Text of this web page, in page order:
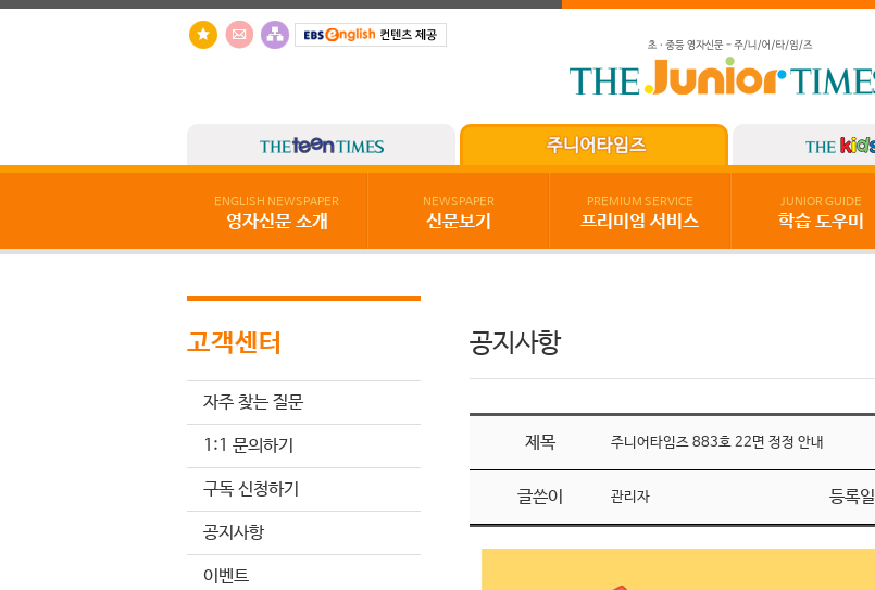
ENGLISH NEWSPAPER
영자신문 소개
NEWSPAPER
신문보기
PREMIUM SERVICE
프리미엄 서비스
JUNIOR GUIDE
학습 도우미
고객센터
자주 찾는 질문
1:1 문의하기
구독 신청하기
공지사항
이벤트
공지사항
제목 주니어타임즈 883호 22면 정정 안내
글쓴이 관리자 등록일